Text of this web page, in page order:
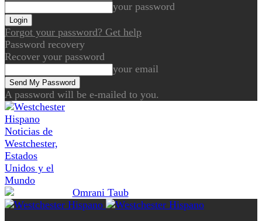
your password
Forgot your password? Get help
Password recovery
Recover your password
your email
A password will be e-mailed to you.
Noticias de
Westchester,
Estados
Unidos y el
Mundo